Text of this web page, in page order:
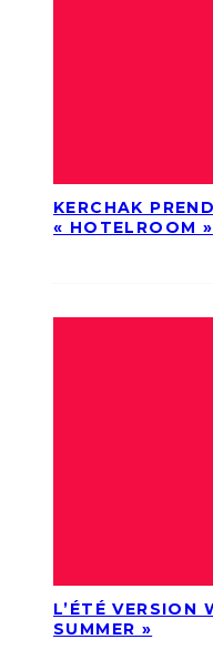
KERCHAK
« HOTELROOM »
L’ÉTÉ VERSION
SUMMER »